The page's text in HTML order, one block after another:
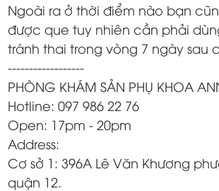
Ngoài ra ở thời điểm nào bạn
được que tuy nhiên cần phải
tránh thai trong vòng 7 ngày sau
------------------
PHÒNG KHÁM SẢN PHỤ KHOA
Hotline: 097 986 22 76
Open: 17pm - 20pm
Address:
Cơ sở 1: 396A Lê Văn Khương
quận 12.